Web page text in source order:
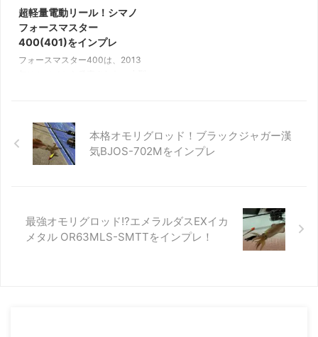
す。 ぜひ、イカメタルロッド選
びの参考にしてください 目次セ
フィア エクスチューン メタルス
ッテのラインナップセフィアエク
スチューン メタルスッテの特徴
超軽量電動リール！シマノ
フォースマスター
400(401)をインプレ
フォースマスター400は、2013
ます。 廃番となった現在も高い
評価を受けており、中古市場で高
値が付いているケースも。 本記
されている方は参考にしてくださ
い。 目次廃番ですが紹介しま
す...。フォースマスター400/401
本格オモリグロッド！ブラックジャガー漢
気BJOS-702Mをインプレ
最強オモリグロッド!?エメラルダスEXイカ
メタル OR63MLS-SMTTをインプレ！